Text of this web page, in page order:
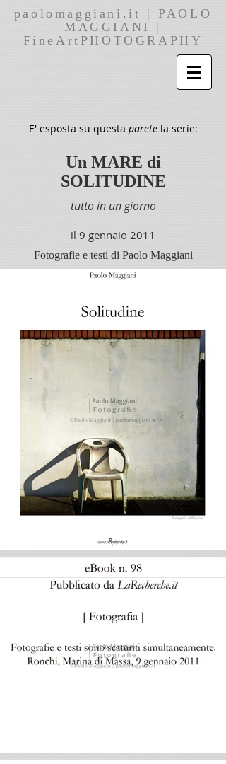
paolomaggiani.it | PAOLO
MAGGIANI |
FineArtPHOTOGRAPHY
E' esposta su questa parete la serie:
Un MARE di
SOLITUDINE
tutto in un giorno
il 9 gennaio 2011
Fotografie e testi di Paolo Maggiani